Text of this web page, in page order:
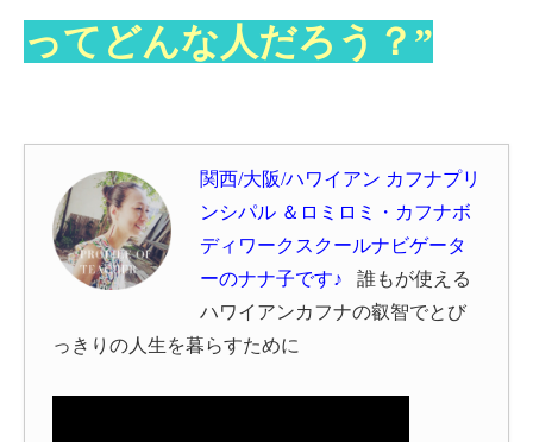
ってどんな人だろう？”
関西/大阪/ハワイアン カフナプリ
ンシパル ＆ロミロミ・カフナボ
ディワークスクールナビゲータ
ーのナナ子です♪
誰もが使える
ハワイアンカフナの叡智でとび
っきりの人生を暮らすために